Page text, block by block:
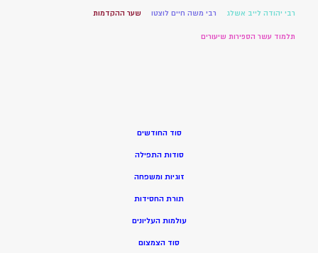
רבי יהודה לייב אשלג רבי משה חיים לוצטו שער ההקדמות
תלמוד עשר הספירות שיעורים
סוד החודשים
סודות התפילה
זוגיות ומשפחה
תורת החסידות
עולמות העליונים
סוד הצמצום